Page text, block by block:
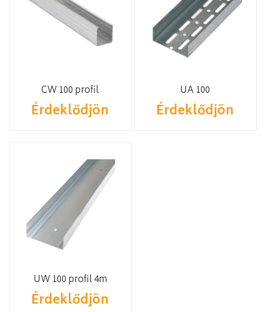
CW 100 profil
Érdeklődjön
UA 100
Érdeklődjön
UW 100 profil 4m
Érdeklődjön